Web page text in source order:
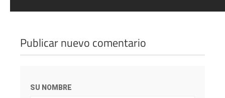
Publicar nuevo comentario
SU NOMBRE